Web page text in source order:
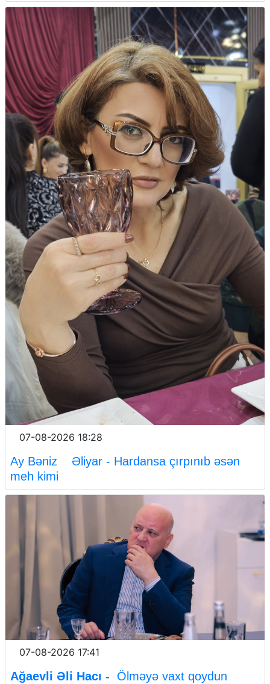
07-08-2026 18:28
Ay Bəniz Əliyar - Hardansa çırpınıb əsən
meh kimi
07-08-2026 17:41
Ağaevli Əli Hacı - Ölməyə vaxt qoydun